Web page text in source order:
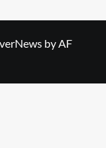
by AF